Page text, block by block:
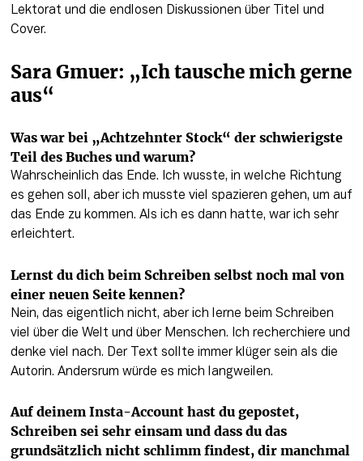
Lektorat und die endlosen Diskussionen über Titel und
Cover.
Sara Gmuer: „Ich tausche mich gerne
aus“
Was war bei „Achtzehnter Stock“ der schwierigste
Teil des Buches und warum?
Wahrscheinlich das Ende. Ich wusste, in welche Richtung
es gehen soll, aber ich musste viel spazieren gehen, um auf
das Ende zu kommen. Als ich es dann hatte, war ich sehr
erleichtert.
Lernst du dich beim Schreiben selbst noch mal von
einer neuen Seite kennen?
Nein, das eigentlich nicht, aber ich lerne beim Schreiben
viel über die Welt und über Menschen. Ich recherchiere und
denke viel nach. Der Text sollte immer klüger sein als die
Autorin. Andersrum würde es mich langweilen.
Auf deinem Insta-Account hast du gepostet,
Schreiben sei sehr einsam und dass du das
grundsätzlich nicht schlimm findest, dir manchmal